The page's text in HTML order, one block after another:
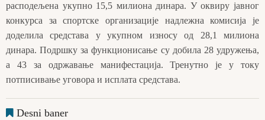
расподељена укупно 15,5 милиона динара. У оквиру јавног
конкурса за спортске организације надлежна комисија је
доделила средстава у укупном износу од 28,1 милиона
динара. Подршку за функционисање су добила 28 удружења,
а 43 за одржавање манифестација. Тренутно је у току
потписивање уговора и исплата средстава.
Desni baner